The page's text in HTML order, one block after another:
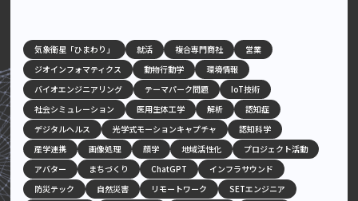
気象衛星「ひまわり」 就活 複合専門商社
営業
ジオインフォマティクス
動物行動学
環境情報
バイオエンジニアリング
テーマパーク問題
IoT技術
社会シミュレーション
医用生体工学 解析
認知症
デジタルヘルス
光学式モーションキャプチャ
認知科学
産学連携
画像処理 顔学 地域活性化
プロジェクト活動
アバター
まちづくり ChatGPT
インフラサウンド
防災テック
自然災害 リモートワーク
SETエンジニア